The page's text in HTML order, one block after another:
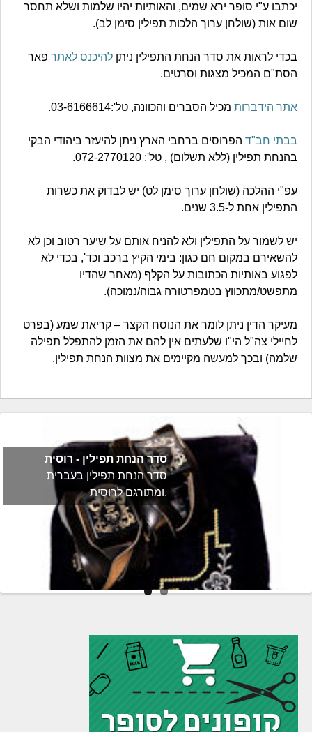
יכתבו ע"י סופר ירא שמים, והאותיות יהיו שלמות ושלא תחסר
שום אות (שולחן ערוך הלכות תפילין סימן לב).
בכדי לראות את סדר הנחת התפילין ניתן להיכנס לאתר פאר
הסת"ם המכיל מצגות וסרטים.
אתר הידברות מכיל הסברים והכוונה, טל':03-6166614.
בבתי חב"ד הפרוסים ברחבי הארץ ניתן להיעזר ביהודי הבקי
בהנחת תפילין (ללא תשלום) , טל': 072-2770120.
עפ"י ההלכה (שולחן ערוך סימן לט) יש לבדוק את כשרות
התפילין אחת ל-3.5 שנים.
יש לשמור על התפילין ולא להניח אותם על שיער רטוב וכן לא
להשאירם במקום חם כגון: בימי הקיץ ברכב וכד', בכדי לא
לפגוע באותיות הכתובות על הקלף (מאחר שהדיו
מתפשט/מתכווץ בטמפרטורה גבוה/נמוכה).
מעיקר הדין ניתן לומר את הנוסח הקצר – קריאת שמע (בפרט
לחיילי צה"ל הי"ו שלעתים אין להם את הזמן להתפלל תפילה
שלמה) ובכך למעשה מקיימים את מצוות הנחת תפילין.
סדר הנחת תפילין - רוסית
סדר הנחת תפילין בעברית
ומתורגם לרוסית.